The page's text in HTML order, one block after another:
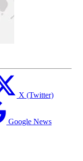
X (Twitter)
Google News